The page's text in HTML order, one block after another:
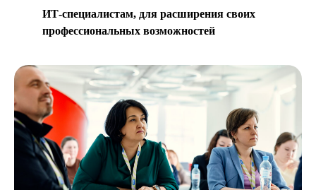
ИТ-специалистам, для расширения своих
профессиональных возможностей